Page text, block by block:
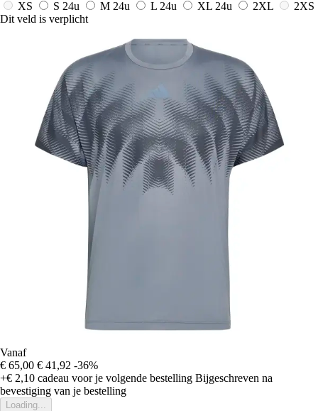
XS S 24u M 24u L 24u XL 24u 2XL
2XS
Dit veld is verplicht
Vanaf
€ 65,00 € 41,92 -36%
+€ 2,10 cadeau voor je volgende bestelling Bijgeschreven na
bevestiging van je bestelling
Loading...